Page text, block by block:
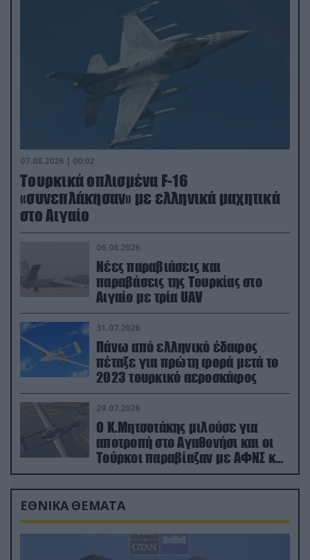
07.08.2026 | 00:02
Τουρκικά οπλισμένα F-16
«συνεπλάκησαν» με ελληνικά μαχητικά
στο Αιγαίο
06.08.2026
Νέες παραβιάσεις και
παραβάσεις της Τουρκίας στο
Αιγαίο με τρία UAV
31.07.2026
Πάνω από ελληνικό έδαφος
πέταξε για πρώτη φορά μετά το
2023 τουρκικό αεροσκάφος
29.07.2026
Ο Κ.Μητσοτάκης μιλούσε για
αποτροπή στο Αγαθονήσι και οι
Τούρκοι παραβίαζαν με ΑΦΝΣ και
drone
ΕΘΝΙΚΑ ΘΕΜΑΤΑ